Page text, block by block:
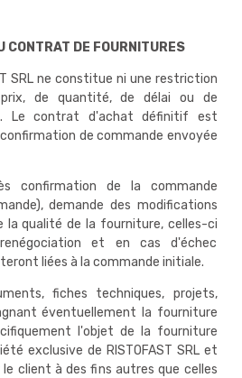
DE FOURNITURES
SRL ne constitue ni une restriction
de quantité, de délai ou de
Le contrat d'achat définitif est
de commande envoyée
confirmation de la commande
demande des modifications
qualité de la fourniture, celles-ci
et en cas d'échec
liées à la commande initiale.
fiches techniques, projets,
éventuellement la fourniture
l'objet de la fourniture
exclusive de RISTOFAST SRL et
client à des fins autres que celles